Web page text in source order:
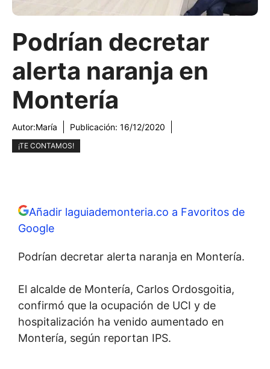
Podrían decretar
alerta naranja en
Montería
Autor:María Publicación: 16/12/2020
¡TE CONTAMOS!
Añadir laguiademonteria.co a Favoritos de
Google
Podrían decretar alerta naranja en Montería.
El alcalde de Montería, Carlos Ordosgoitia,
confirmó que la ocupación de UCI y de
hospitalización ha venido aumentado en
Montería, según reportan IPS.